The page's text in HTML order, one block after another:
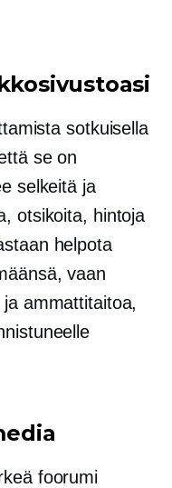
sotkuisella
se on
selkeitä ja
otsikoita, hintoja
​​helpota
vaan
ammattitaitoa,
foorumi